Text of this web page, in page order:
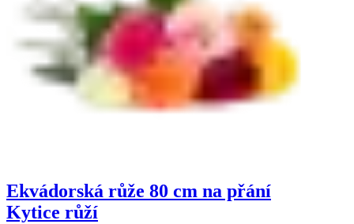
Ekvádorská růže 80 cm na přání
Kytice růží